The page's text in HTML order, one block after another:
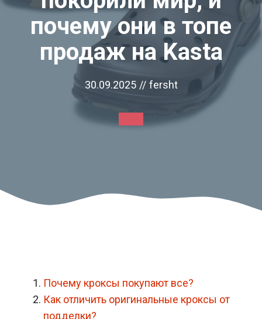
почему они в топе
продаж на Kasta
30.09.2025 // fersht
Почему кроксы покупают все?
Как отличить оригинальные кроксы от
подделки?